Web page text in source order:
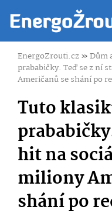
EnergoZrouti.cz»Dům
prababičky. Teď se z ní
Američanů se shání po
Tuto
hit na
miliony
shání po